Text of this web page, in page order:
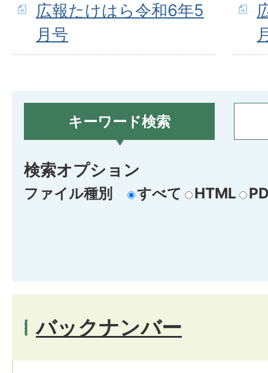
広報たけはら令和6年5
月号
キーワード検索
検索オプション
ファイル種別 すべて HTML
バックナンバー